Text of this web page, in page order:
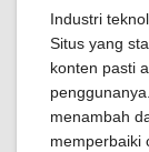
Industri
Situs yang
konten pasti
menambah
memperbaiki